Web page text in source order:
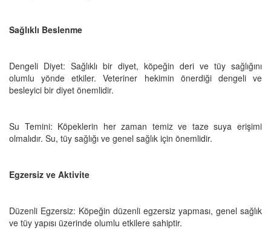
Sağlıklı Beslenme
Dengeli Diyet: Sağlıklı bir diyet, köpeğin deri ve tüy sağlığını
olumlu yönde etkiler. Veteriner hekimin önerdiği dengeli ve
besleyici bir diyet önemlidir.
Su Temini: Köpeklerin her zaman temiz ve taze suya erişimi
olmalıdır. Su, tüy sağlığı ve genel sağlık için önemlidir.
Egzersiz ve Aktivite
Düzenli Egzersiz: Köpeğin düzenli egzersiz yapması, genel sağlık
ve tüy yapısı üzerinde olumlu etkilere sahiptir.